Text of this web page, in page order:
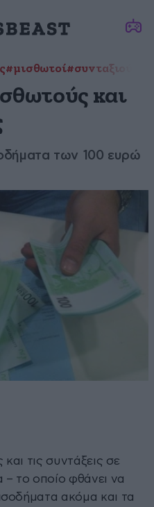
#μισθωτοί#συνταξιούχοι
και
των 100 ευρώ
τις συντάξεις σε
– το οποίο φθάνει να
ακόμα και τα